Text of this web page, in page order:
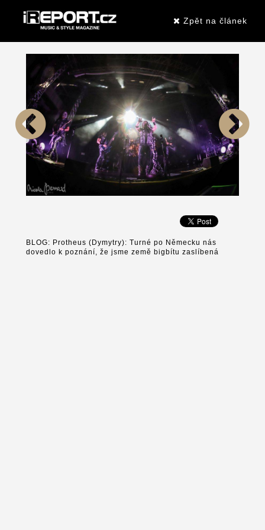
Zpět na článek
BLOG: Protheus (Dymytry): Turné po Německu nás
dovedlo k poznání, že jsme země bigbítu zaslíbená